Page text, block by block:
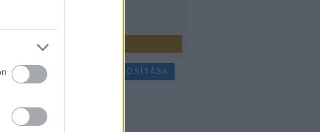
SÜTI BEÁLLÍTÁSOK MÓDOSÍTÁSA